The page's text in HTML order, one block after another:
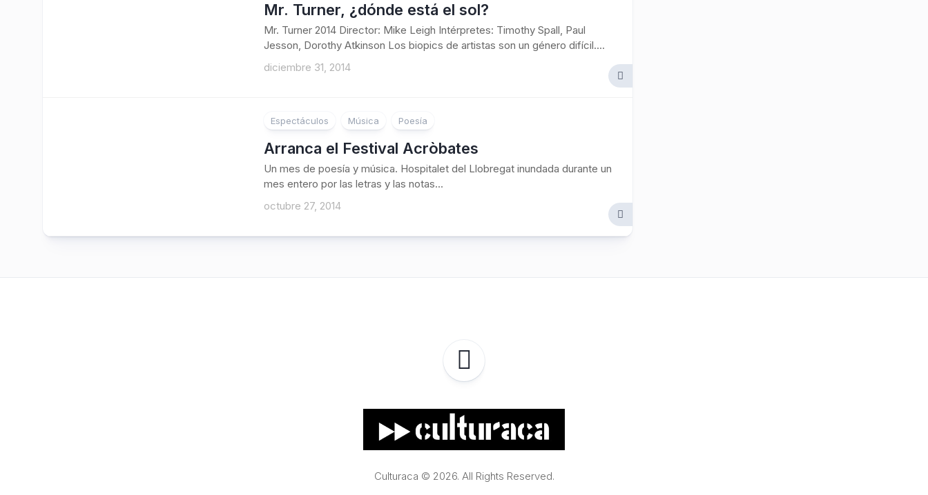
Mr. Turner, ¿dónde está el sol?
Mr. Turner 2014 Director: Mike Leigh Intérpretes: Timothy Spall, Paul
Jesson, Dorothy Atkinson Los biopics de artistas son un género difícil....
diciembre 31, 2014
Espectáculos Música Poesía
Arranca el Festival Acròbates
Un mes de poesía y música. Hospitalet del Llobregat inundada durante un
mes entero por las letras y las notas...
octubre 27, 2014
Culturaca © 2026. All Rights Reserved.